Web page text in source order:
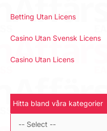
Betting Utan Licens
Casino Utan Svensk Licens
Casino Utan Licens
Hitta bland våra kategorier